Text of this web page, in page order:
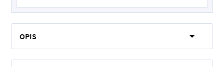
OPIS